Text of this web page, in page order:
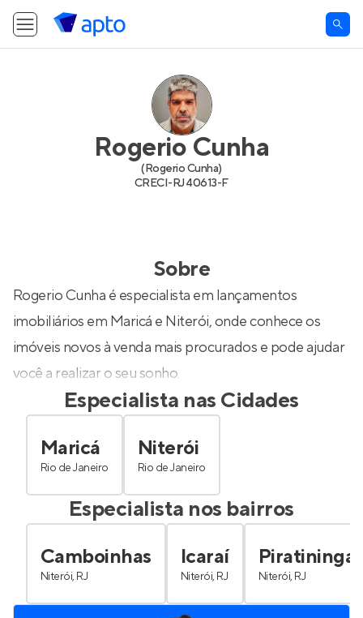
Rogerio Cunha
(Rogerio Cunha)
CRECI-RJ 40613-F
Sobre
Rogerio Cunha é especialista em lançamentos
imobiliários em Maricá e Niterói, onde conhece os
imóveis novos à venda mais procurados e pode ajudar
você a realizar o seu sonho.
Especialista nas Cidades
Maricá
Rio de Janeiro
Niterói
Rio de Janeiro
Especialista nos bairros
Camboinhas
Niterói, RJ
Icaraí
Niterói, RJ
Piratininga
Niterói, RJ